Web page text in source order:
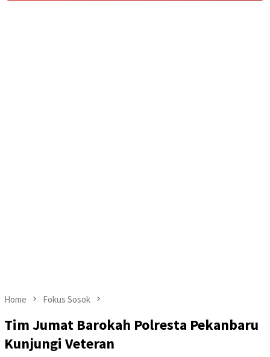
Home Fokus Sosok
Tim Jumat Barokah Polresta Pekanbaru
Kunjungi Veteran